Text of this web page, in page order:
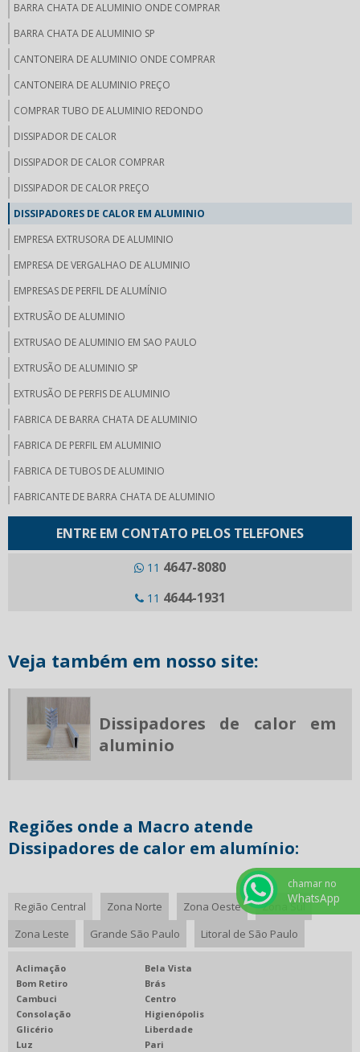
BARRA CHATA DE ALUMINIO ONDE COMPRAR
BARRA CHATA DE ALUMINIO SP
CANTONEIRA DE ALUMINIO ONDE COMPRAR
CANTONEIRA DE ALUMINIO PREÇO
COMPRAR TUBO DE ALUMINIO REDONDO
DISSIPADOR DE CALOR
DISSIPADOR DE CALOR COMPRAR
DISSIPADOR DE CALOR PREÇO
DISSIPADORES DE CALOR EM ALUMINIO
EMPRESA EXTRUSORA DE ALUMINIO
EMPRESA DE VERGALHAO DE ALUMINIO
EMPRESAS DE PERFIL DE ALUMÍNIO
EXTRUSÃO DE ALUMINIO
EXTRUSAO DE ALUMINIO EM SAO PAULO
EXTRUSÃO DE ALUMINIO SP
EXTRUSÃO DE PERFIS DE ALUMINIO
FABRICA DE BARRA CHATA DE ALUMINIO
FABRICA DE PERFIL EM ALUMINIO
FABRICA DE TUBOS DE ALUMINIO
FABRICANTE DE BARRA CHATA DE ALUMINIO
FERRAMENTAS PARA EXTRUSÃO DE ALUMÍNIO
ONDE COMPRAR BARRA CHATA DE ALUMINIO
PERFIL ALUMINIO PARA BAU
PERFIL DE ALUMINIO ONDE COMPRAR
PERFIL DE ALUMINIO PREÇO POR KG
PERFIL PARA CERCA ELETRICA
PERFIL PARA ESCADA DE ALUMINIO
PERFIL PARA LINHA MOVELEIRA
PERFIS DE ALUMINIO ESPECIAIS
PERFIS DE ALUMINIO ONDE COMPRAR
PERFIS ESPECIAIS DE ALUMINIO
PERFIS EXTRUDADOS DE ALUMÍNIO
ENTRE EM CONTATO PELOS TELEFONES
11 4647-8080
11 4644-1931
Veja também em nosso site:
Dissipadores de calor em
aluminio
Regiões onde a Macro atende
Dissipadores de calor em alumínio:
Região Central Zona Norte Zona Oeste
Zona Sul
Zona Leste
Grande São Paulo Litoral de São Paulo
Aclimação
Bela Vista
Bom Retiro
Brás
Cambuci
Centro
Consolação
Higienópolis
Glicério
Liberdade
Luz
Pari
chamar no
WhatsApp